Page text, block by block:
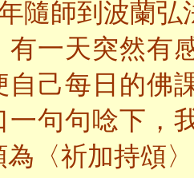
隨師到波蘭
有一天突然有
自己每日的佛
一句句唸下，
為〈祈加持頌